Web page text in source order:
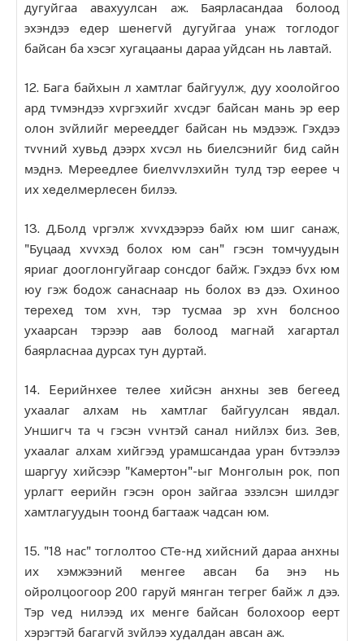
дугуйгаа авахуулсан аж. Баярласандаа болоод
эхэндээ eдeр шeнeгvй дугуйгаа унаж тоглодог
байсан ба хэсэг хугацааны дараа уйдсан нь лавтай.
12. Бага байхын л хамтлаг байгуулж, дуу хоолойгоо
ард тvмэндээ хvргэхийг хvсдэг байсан мань эр eeр
олон зvйлийг мeрeeддeг байсан нь мэдээж. Гэхдээ
тvvний хувьд дээрх хvсэл нь биелсэнийг бид сайн
мэднэ. Мeрeeдлee биелvvлэхийн тулд тэр eeрee ч
их хeдeлмeрлeсeн билээ.
13. Д.Болд vргэлж хvvхдээрээ байх юм шиг санаж,
"Буцаад хvvхэд болох юм сан" гэсэн томчуудын
яриаг дооглонгуйгаар сонсдог байж. Гэхдээ бvх юм
юу гэж бодож санаснаар нь болох вэ дээ. Охиноо
тeрeхeд том хvн, тэр тусмаа эр хvн болсноо
ухаарсан тэрээр аав болоод магнай хагартал
баярласнаа дурсах тун дуртай.
14. Eeрийнхee тeлee хийсэн анхны зeв бeгeeд
ухаалаг алхам нь хамтлаг байгуулсан явдал.
Уншигч та ч гэсэн vvнтэй санал нийлэх биз. Зeв,
ухаалаг алхам хийгээд урамшсандаа уран бvтээлээ
шаргуу хийсээр "Камертон"-ыг Монголын рок, поп
урлагт eeрийн гэсэн орон зайгаа эзэлсэн шилдэг
хамтлагуудын тоонд багтааж чадсан юм.
15. "18 нас" тоглолтоо СТe-нд хийсний дараа анхны
их хэмжээний мeнгee авсан ба энэ нь
ойролцоогоор 200 гаруй мянган тeгрeг байж л дээ.
Тэр veд нилээд их мeнгe байсан болохоор eeрт
хэрэгтэй багагvй зvйлээ худалдан авсан аж.